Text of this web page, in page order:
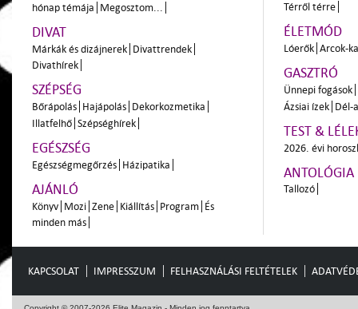
hónap témája Megosztom...
DIVAT
Márkák és dizájnerek Divattrendek
Divathírek
SZÉPSÉG
Bőrápolás Hajápolás Dekorkozmetika
Illatfelhő Szépséghírek
EGÉSZSÉG
Egészségmegőrzés Házipatika
AJÁNLÓ
Könyv Mozi Zene Kiállítás Program És
minden más
Térről térre
ÉLETMÓD
Lóerők Arcok-
GASZTRÓ
Ünnepi fogások
Ázsiai ízek Dél-
TEST &
2026. évi
ANTOLÓGIA
Tallozó
KAPCSOLAT IMPRESSZUM FELHASZNÁLÁSI FELTÉTELEK